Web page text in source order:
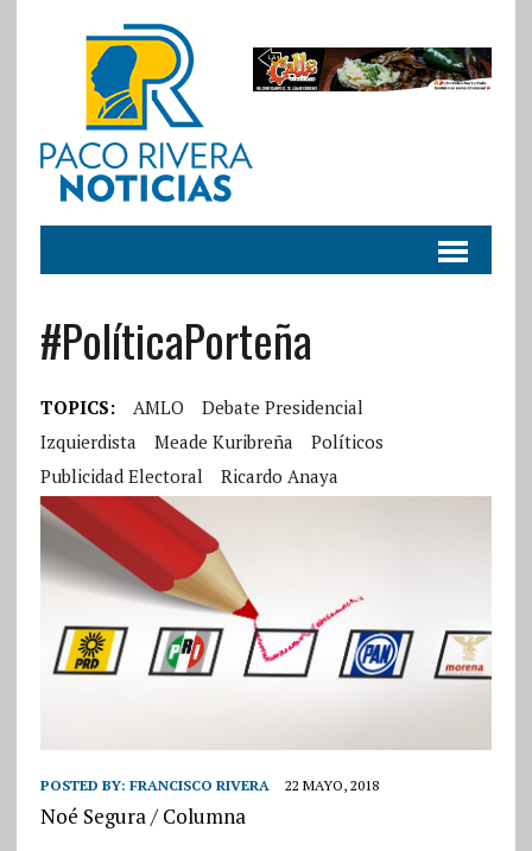
#PolíticaPorteña
TOPICS: AMLO
Debate Presidencial
Izquierdista
Meade Kuribreña
Políticos
Publicidad Electoral
Ricardo Anaya
POSTED BY: FRANCISCO RIVERA 22 MAYO, 2018
Noé Segura / Columna